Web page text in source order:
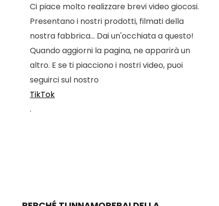
Ci piace molto realizzare brevi video giocosi.
Presentano i nostri prodotti, filmati della
nostra fabbrica... Dai un'occhiata a questo!
Quando aggiorni la pagina, ne apparirà un
altro. E se ti piacciono i nostri video, puoi
seguirci sul nostro
TikTok
.